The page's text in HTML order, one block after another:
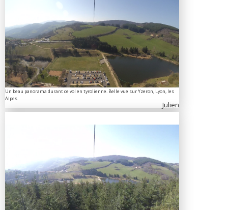
Un beau panorama durant ce vol en tyrolienne. Belle vue sur Yzeron, Lyon, les
Alpes
Julien